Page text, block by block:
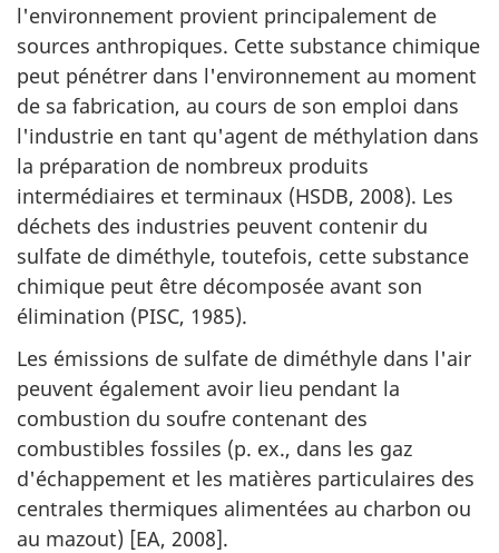
l'environnement provient principalement de
sources anthropiques. Cette substance chimique
peut pénétrer dans l'environnement au moment
de sa fabrication, au cours de son emploi dans
l'industrie en tant qu'agent de méthylation dans
la préparation de nombreux produits
intermédiaires et terminaux (HSDB, 2008). Les
déchets des industries peuvent contenir du
sulfate de diméthyle, toutefois, cette substance
chimique peut être décomposée avant son
élimination (PISC, 1985).
Les émissions de sulfate de diméthyle dans l'air
peuvent également avoir lieu pendant la
combustion du soufre contenant des
combustibles fossiles (p. ex., dans les gaz
d'échappement et les matières particulaires des
centrales thermiques alimentées au charbon ou
au mazout) [EA, 2008].